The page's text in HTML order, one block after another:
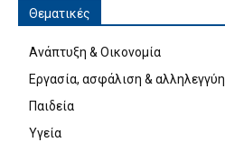
Θεματικές
Ανάπτυξη & Οικονομία
Εργασία, ασφάλιση & αλληλεγγύη
Παιδεία
Υγεία